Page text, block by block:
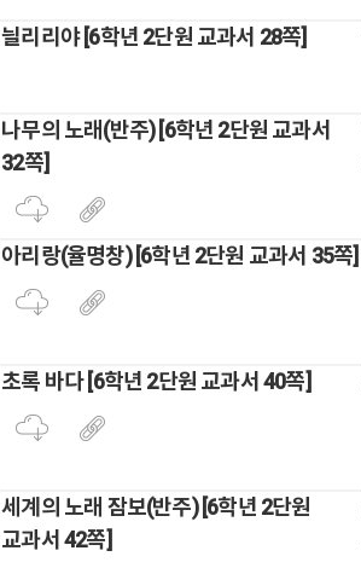
늴리리야 [6학년 2단원 교과서 28쪽]
나무의 노래(반주) [6학년 2단원 교과서
32쪽]
아리랑(율명창) [6학년 2단원 교과서 35쪽]
초록 바다 [6학년 2단원 교과서 40쪽]
세계의 노래 잠보(반주) [6학년 2단원
교과서 42쪽]